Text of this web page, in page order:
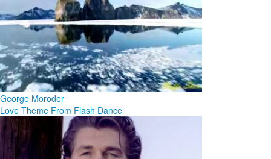
George Moroder
Love Theme From Flash Dance